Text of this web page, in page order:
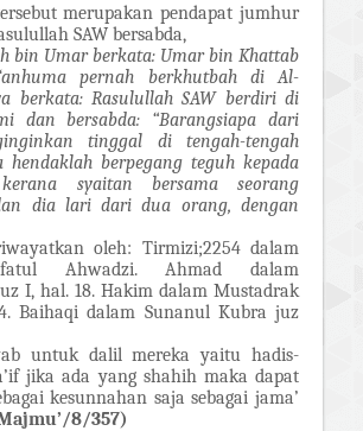
merupakan pendapat jumhur
SAW bersabda,
bin Umar berkata: Umar bin Khattab
pernah berkhutbah di Al-
berkata: Rasulullah SAW berdiri di
dan bersabda: “Barangsiapa dari
tinggal di tengah-tengah
hendaklah berpegang teguh kepada
kerana syaitan bersama seorang
dia lari dari dua orang, dengan
oleh: Tirmizi;2254 dalam
Ahwadzi. Ahmad dalam
I, hal. 18. Hakim dalam Mustadrak
Baihaqi dalam Sunanul Kubra juz
untuk dalil mereka yaitu hadis-
jika ada yang shahih maka dapat
kesunnahan saja sebagai jama’
8/357)